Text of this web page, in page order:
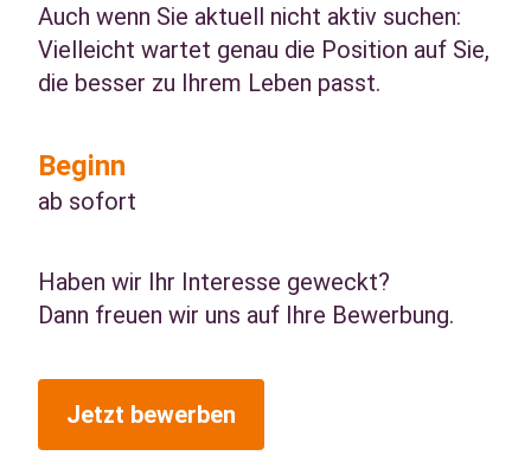
Auch wenn Sie aktuell nicht aktiv suchen:
Vielleicht wartet genau die Position auf Sie,
die besser zu Ihrem Leben passt.
Beginn
ab sofort
Haben wir Ihr Interesse geweckt?
Dann freuen wir uns auf Ihre Bewerbung.
Jetzt bewerben